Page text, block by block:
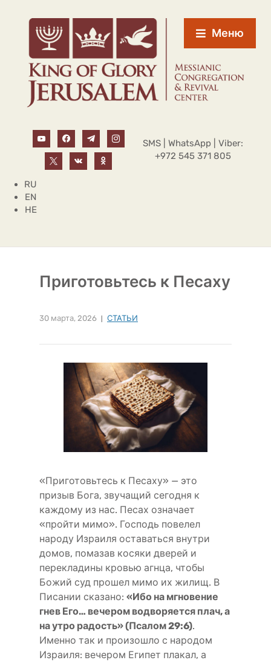
Меню
SMS | WhatsApp | Viber:
+972 545 371 805
RU
EN
HE
Приготовьтесь к Песаху
30 марта, 2026 СТАТЬИ
«Приготовьтесь к Песаху» — это
призыв Бога, звучащий сегодня к
каждому из нас. Песах означает
«пройти мимо». Господь повелел
народу Израиля оставаться внутри
домов, помазав косяки дверей и
перекладины кровью агнца, чтобы
Божий суд прошел мимо их жилищ. В
Писании сказано: «Ибо на мгновение
гнев Его… вечером водворяется плач, а
на утро радость» (Псалом 29:6).
Именно так и произошло с народом
Израиля: вечером Египет плакал, а